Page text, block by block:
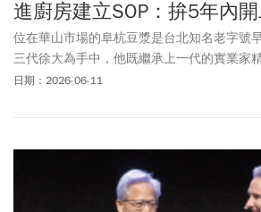
進廚房建立SOP：拚5年內
位在華山市場的阜杭豆漿是台北知名老字號
三代徐大為手中，他既繼承上一代的實業家
望用嶄新思維帶老店升級。
日期：2026-06-11